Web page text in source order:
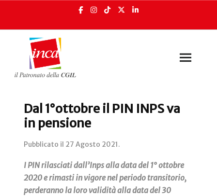
Dal 1°ottobre il PIN INPS va
in pensione
Pubblicato il 27 Agosto 2021.
I PIN rilasciati dall’Inps alla data del 1° ottobre
2020 e rimasti in vigore nel periodo transitorio,
perderanno la loro validità alla data del 30